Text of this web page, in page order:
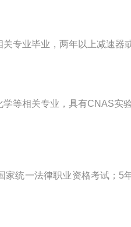
专业毕业，两年以上减速
等相关专业，具有CNAS实
统一法律职业资格考试；